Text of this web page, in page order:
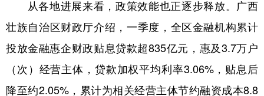
从各地进展来看，政策效能也正逐步释放。广西
壮族自治区财政厅介绍，一季度，全区金融机构累计
投放金融惠企财政贴息贷款超835亿元，惠及3.7万户
（次）经营主体，贷款加权平均利率3.06%，贴息后
降至约2.05%，累计为相关经营主体节约融资成本8.8